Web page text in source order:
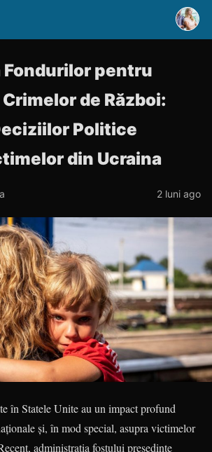
Fondurilor pentru
de Război:
Politice
din Ucraina
2 luni ago
în Statele Unite au un impact profund
și, în mod special, asupra victimelor
administrația fostului președinte